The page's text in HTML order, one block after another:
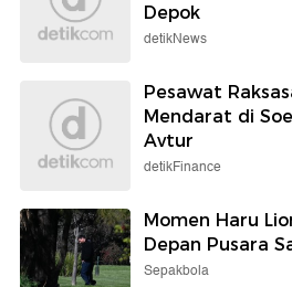
Depok
detikNews
Pesawat
Mendarat di
Avtur
detikFinance
Momen Haru
Depan Pusara
Sepakbola